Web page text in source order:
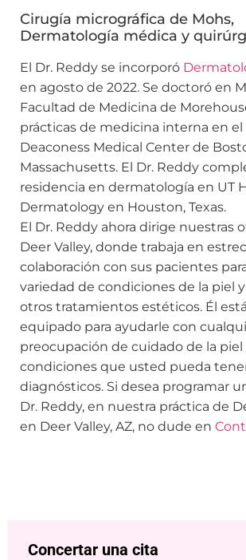
Cirugía micrográfica de Mohs,
Dermatología médica y
El Dr. Reddy se incorporó
en agosto de 2022. Se doctoró en
Facultad de Medicina de
prácticas de medicina interna en el
Deaconess Medical Center de
Massachusetts. El Dr. Reddy
residencia en dermatología en UT
Dermatology en Houston, Texas.
El Dr. Reddy ahora dirige nuestras
Deer Valley, donde trabaja en
colaboración con sus pacientes
variedad de condiciones de la piel
otros tratamientos estéticos. Él
equipado para ayudarle con
preocupación de cuidado de la piel
condiciones que usted pueda
diagnósticos. Si desea programar
Dr. Reddy, en nuestra práctica de
en Deer Valley, AZ, no dude en
Concertar una cita